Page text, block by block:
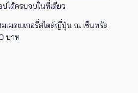
ได้ครบจบในที่เดียว
มเมดเบเกอรี่สไตล์ญี่ปุ่น ณ เซ็นทรัล
บาท